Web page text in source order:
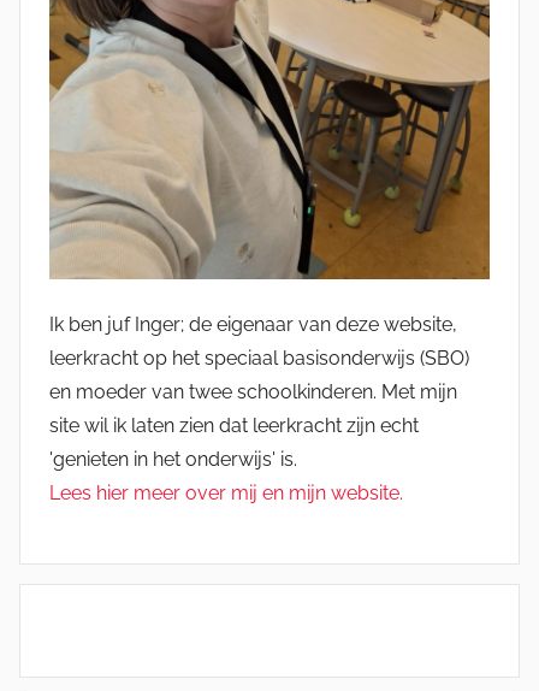
Ik ben juf Inger; de eigenaar van deze website,
leerkracht op het speciaal basisonderwijs (SBO)
en moeder van twee schoolkinderen. Met mijn
site wil ik laten zien dat leerkracht zijn echt
'genieten in het onderwijs' is.
Lees hier meer over mij en mijn website.